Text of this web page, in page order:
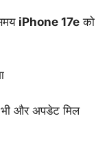
iPhone 17e को
और अपडेट मिल